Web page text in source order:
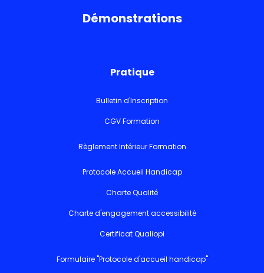
Démonstrations
Pratique
Bulletin d'Inscription
CGV Formation
Règlement Intérieur Formation
Protocole Accueil Handicap
Charte Qualité
Charte d'engagement accessibilité
Certificat Qualiopi
Formulaire "Protocole d'accueil handicap"